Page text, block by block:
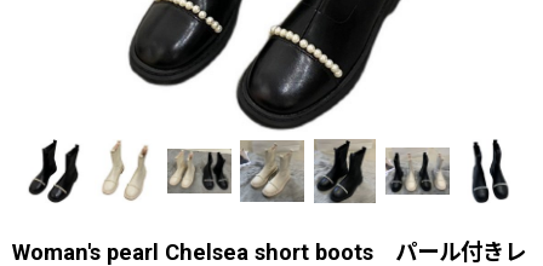
Woman's pearl Chelsea short boots パール付きレ